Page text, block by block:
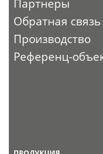
Партнеры
Обратная связь
Производство
Референц-